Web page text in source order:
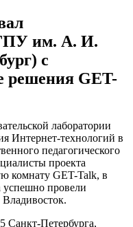
им. А. И.
с
решения GET-
лаборатории
Интернет-технологий в
педагогического
проекта
комнату GET-Talk, в
успешно провели
Петербурга,